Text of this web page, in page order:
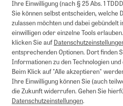
Ihre Einwilligung (nach § 25 Abs. 1
Sie können selbst entscheiden, welche
zulassen möchten und dabei gebündelt
einwilligen oder einzelne Tools
klicken Sie auf
entsprechenden Optionen. Dort finden
Informationen zu den Technologien
Beim Klick auf "Alle akzeptieren"
Ihre Einwilligung können Sie (auch
die Zukunft widerrufen. Gehen Sie
Datenschutzeinstellungen.
Briefsendungen sind vom kostenlosen
Weitere Informationen zu
Alle Preise inkl. gesetzl.
Instagram